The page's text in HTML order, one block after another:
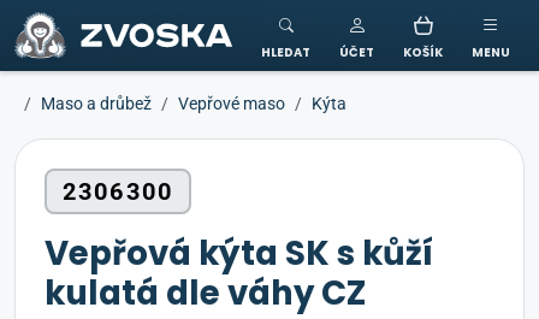
ZVOSKA
HLEDAT ÚČET KOŠÍK MENU
Maso a drůbež Vepřové maso Kýta
2306300
Vepřová kýta SK s kůží
kulatá dle váhy CZ